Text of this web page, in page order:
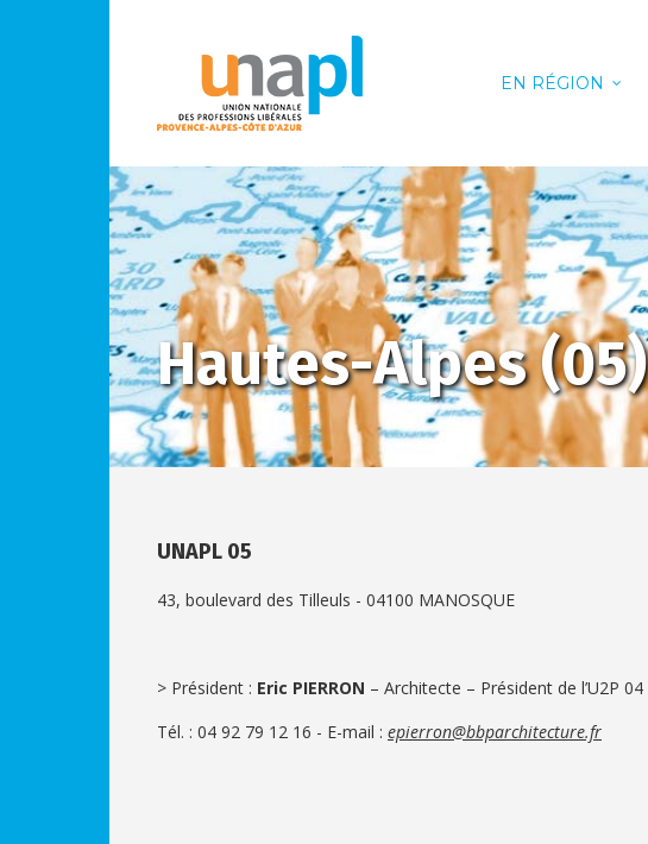
EN RÉGION
Hautes-Alpes (05)
UNAPL 05
43, boulevard des Tilleuls - 04100 MANOSQUE
> Président : Eric PIERRON – Architecte – Président de l’U2P 04
Tél. : 04 92 79 12 16 - E-mail : epierron@bbparchitecture.fr